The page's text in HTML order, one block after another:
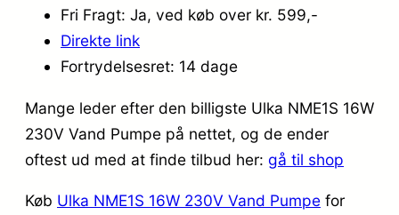
Fri Fragt: Ja, ved køb over kr. 599,-
Direkte link
Fortrydelsesret: 14 dage
Mange leder efter den billigste Ulka NME1S 16W
230V Vand Pumpe på nettet, og de ender
oftest ud med at finde tilbud her: gå til shop
Køb Ulka NME1S 16W 230V Vand Pumpe for